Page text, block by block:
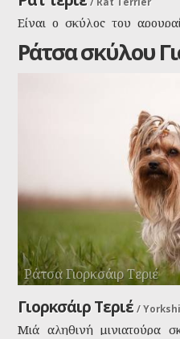
Είναι ο σκύλος του
δυνατό μικρό σκυλί που
την χρησιμότητά του στην
Ράτσα σκύλου
Ράτσα Γιορκσάιρ Τεριέ
Γιορκσάιρ Τεριέ /
Μιά αληθινή μινιατούρα